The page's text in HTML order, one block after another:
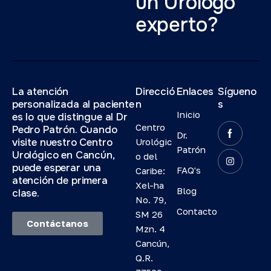
experto?
La atención
personalizada al paciente
es lo que distingue al Dr
Pedro Patrón. Cuando
visite nuestro Centro
Urológico en Cancún,
puede esperar una
atención de primera
clase.
Contáctanos
Direcció
n
Centro
Urológic
o del
Caribe:
Xel-ha
No. 79,
SM 26
Mzn. 4
Cancún,
Q.R.
Enlaces
Inicio
Dr.
Patrón
FAQ's
Blog
Contacto
Sígueno
s